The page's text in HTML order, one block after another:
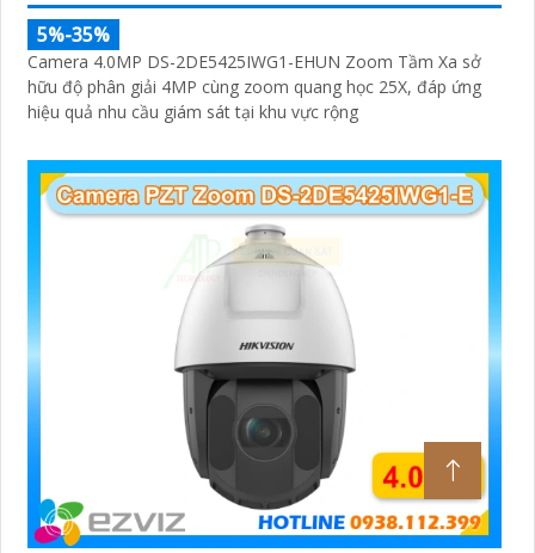
5%-35%
Camera 4.0MP DS-2DE5425IWG1-EHUN Zoom Tầm Xa sở
hữu độ phân giải 4MP cùng zoom quang học 25X, đáp ứng
hiệu quả nhu cầu giám sát tại khu vực rộng